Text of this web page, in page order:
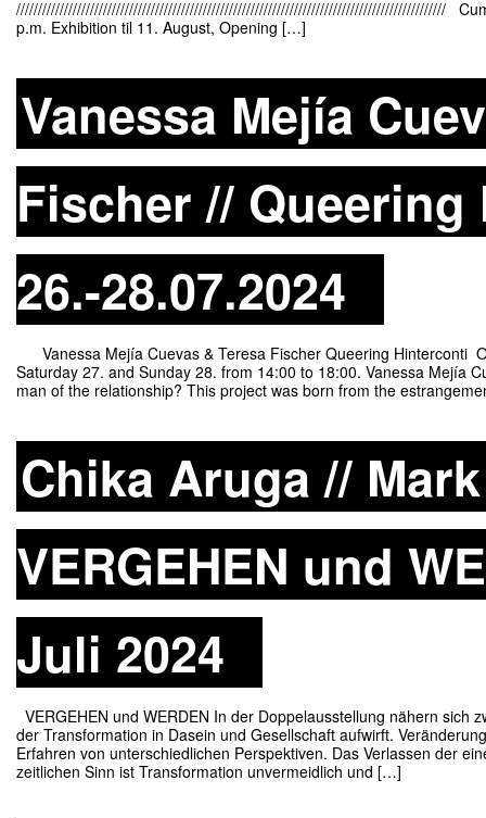
///////////////////////////////////////////////////////////////////////////////////////////////////
p.m. Exhibition til 11. August, Opening […]
Vanessa Mejía
Fischer //
26.-28.07.2024
Vanessa Mejía Cuevas & Teresa Fischer Queering Hinterconti
Saturday 27. and Sunday 28. from 14:00 to 18:00. Vanessa Mejía
man of the relationship? This project was born from the
Chika Aruga //
VERGEHEN und
Juli 2024
VERGEHEN und WERDEN In der Doppelausstellung nähern sich
der Transformation in Dasein und Gesellschaft aufwirft.
Erfahren von unterschiedlichen Perspektiven. Das Verlassen der
zeitlichen Sinn ist Transformation unvermeidlich und […]